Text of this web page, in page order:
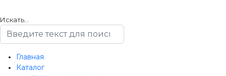
Искать...
Главная
Каталог